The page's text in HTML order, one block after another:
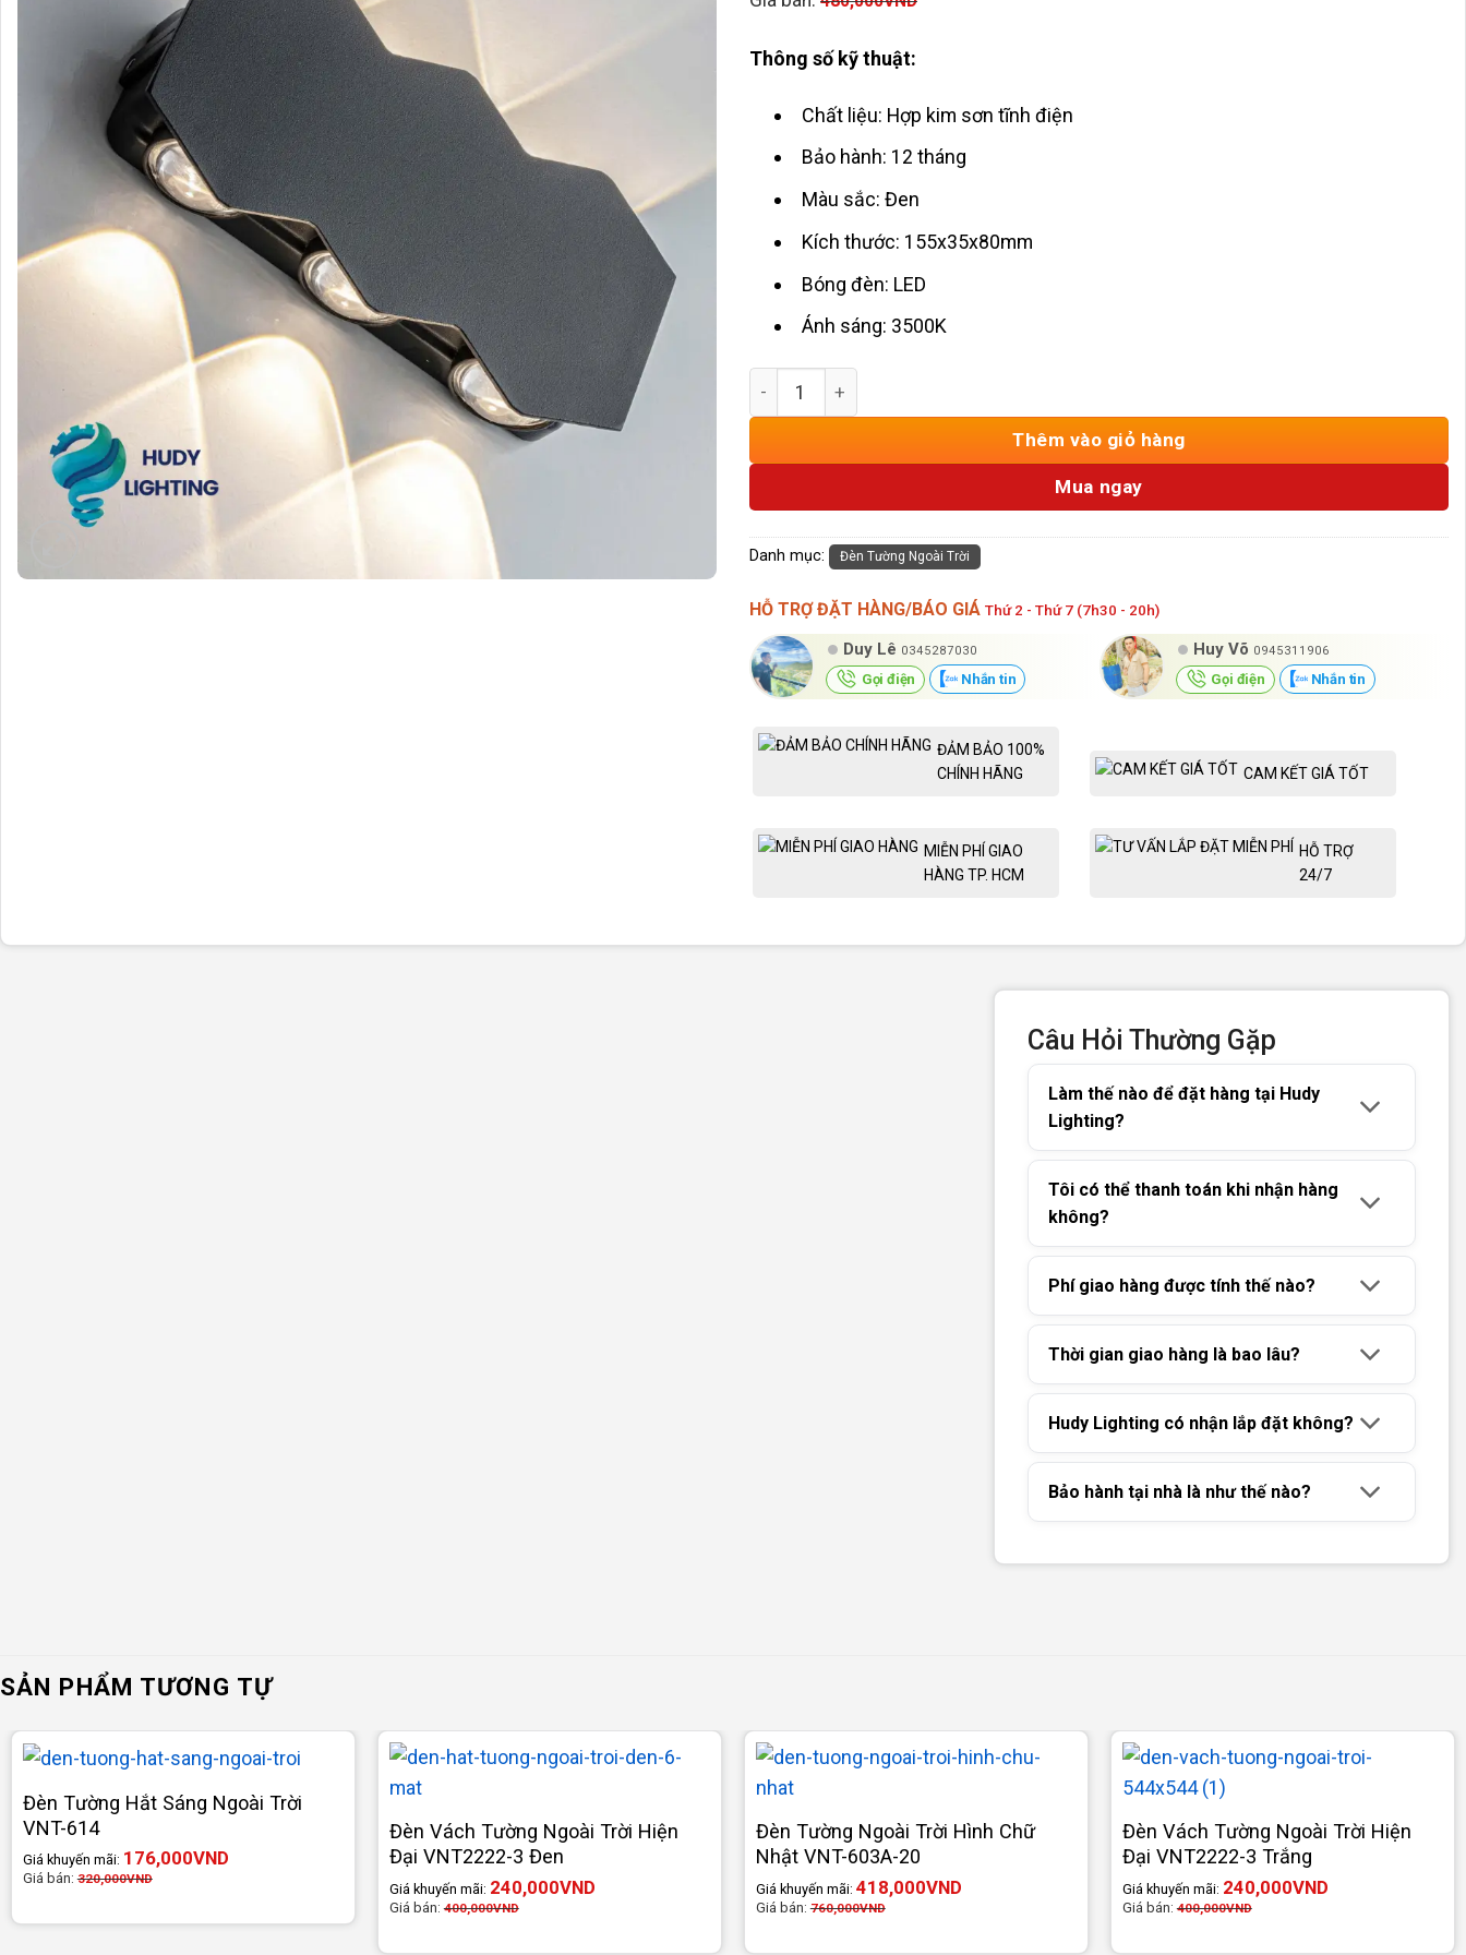
Thông số kỹ thuật:
Chất liệu: Hợp kim sơn tĩnh điện
Bảo hành: 12 tháng
Màu sắc: Đen
Kích thước: 155x35x80mm
Bóng đèn: LED
Ánh sáng: 3500K
Thêm vào giỏ hàng
Mua ngay
Danh mục: Đèn Tường Ngoài Trời
HỖ TRỢ ĐẶT HÀNG/BÁO GIÁ Thứ 2 - Thứ 7 (7h30 - 20h)
Duy Lê 0345287030
Gọi điện Nhắn tin
Huy Võ 0945311906
Gọi điện Nhắn tin
ĐẢM BẢO 100%
CHÍNH HÃNG
CAM KẾT GIÁ TỐT
MIỄN PHÍ GIAO
HÀNG TP. HCM
HỖ TRỢ
24/7
Câu Hỏi Thường Gặp
Làm thế nào để đặt hàng tại Hudy
Lighting?
Tôi có thể thanh toán khi nhận hàng
không?
Phí giao hàng được tính thế nào?
Thời gian giao hàng là bao lâu?
Hudy Lighting có nhận lắp đặt không?
Bảo hành tại nhà là như thế nào?
SẢN PHẨM TƯƠNG TỰ
Đèn Tường Hắt Sáng Ngoài Trời
VNT-614
Giá khuyến mãi: 176,000VND
Giá bán:320,000VND
Đèn Vách Tường Ngoài Trời Hiện
Đại VNT2222-3 Đen
Giá khuyến mãi: 240,000VND
Giá bán:400,000VND
Đèn Tường Ngoài Trời Hình Chữ
Nhật VNT-603A-20
Giá khuyến mãi: 418,000VND
Giá bán:760,000VND
Đèn Vách Tường Ngoài Trời Hiện
Đại VNT2222-3 Trắng
Giá khuyến mãi: 240,000VND
Giá bán:400,000VND